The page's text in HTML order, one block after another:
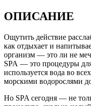
ОПИСАНИЕ
Ощутить действие
как отдыхает и
организм — это ли не
SPA — это процедуры
используется вода во
морскими водорослями
Но SPA сегодня — не